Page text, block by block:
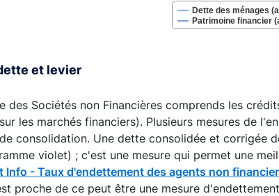
Dette des ménages
Patrimoine financier
et levier
des Sociétés non Financières comprends les
les marchés financiers). Plusieurs mesures de
consolidation. Une dette consolidée et corrigée
violet) ; c'est une mesure qui permet une
Info - Taux d'endettement des agents non
proche de ce peut être une mesure